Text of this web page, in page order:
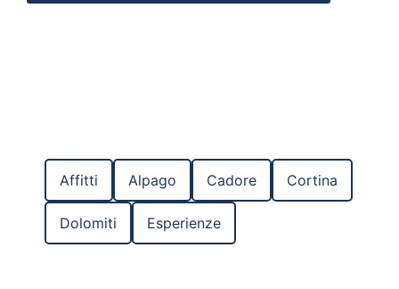
Affitti Alpago Cadore Cortina
Dolomiti Esperienze